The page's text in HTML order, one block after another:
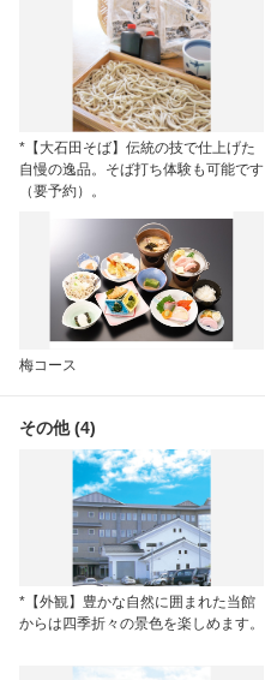
*【大石田そば】伝統の技で仕上げた
自慢の逸品。そば打ち体験も可能です
（要予約）。
梅コース
その他 (4)
*【外観】豊かな自然に囲まれた当館
からは四季折々の景色を楽しめます。